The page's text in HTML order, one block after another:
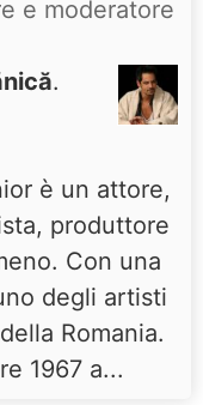
e moderatore
.
è un attore,
produttore
Con una
degli artisti
Romania.
1967 a...